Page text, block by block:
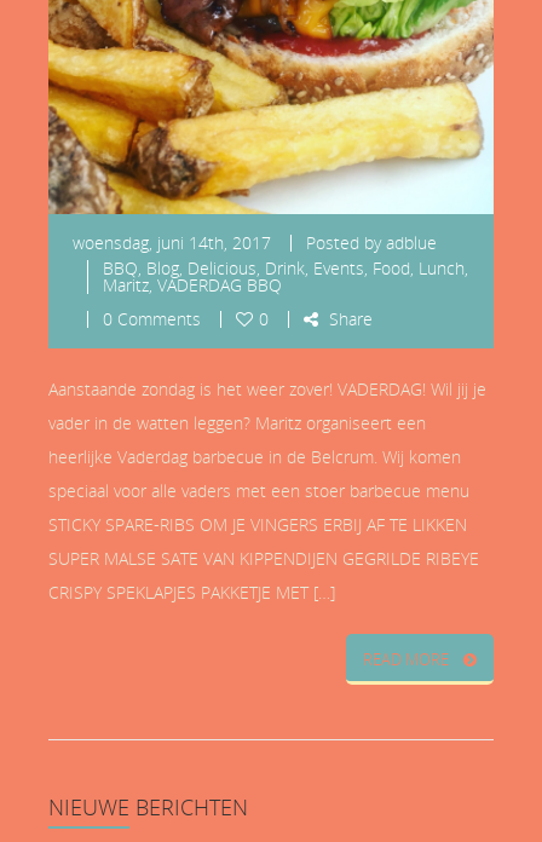
woensdag, juni 14th, 2017 Posted byadblue
BBQ, Blog, Delicious, Drink, Events, Food, Lunch,
Maritz, VADERDAG BBQ
0 Comments
0 Share
Aanstaande zondag is het weer zover! VADERDAG! Wil jij je
vader in de watten leggen? Maritz organiseert een
heerlijke Vaderdag barbecue in de Belcrum. Wij komen
speciaal voor alle vaders met een stoer barbecue menu
STICKY SPARE-RIBS OM JE VINGERS ERBIJ AF TE LIKKEN
SUPER MALSE SATE VAN KIPPENDIJEN GEGRILDE RIBEYE
CRISPY SPEKLAPJES PAKKETJE MET […]
READ MORE
NIEUWE BERICHTEN